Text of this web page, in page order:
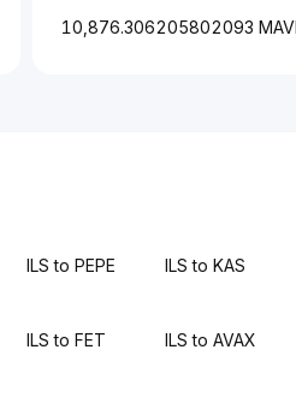
10,876.306205802093
ILS to PEPE ILS to KAS
ILS to FET ILS to AVAX